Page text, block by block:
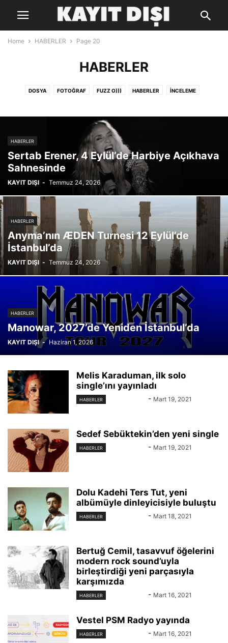
Home HABERLER Page 20
HABERLER
DOSYA FOTOĞRAF FUZZ O))) HABERLER İNCELEME
HABERLER
Sertab Erener, 4 Eylül’de Harbiye Açıkhava
Sahnesinde
KAYIT DIŞI - Temmuz 24, 2026
HABERLER
Anyma’nın ÆDEN Turnesi 12 Eylül’de
İstanbul’da
KAYIT DIŞI - Temmuz 24, 2026
HABERLER
Manowar, 2027’de Yeniden İstanbul’da
KAYIT DIŞI - Haziran 1, 2026
Melis Karaduman, ilk solo
single’ını yayınladı
HABERLER - Mart 19, 2021
Sedef Sebüktekin’den yeni single
HABERLER - Mart 19, 2021
Dolu Kadehi Ters Tut, yeni
albümüyle dinleyicisiyle buluştu
HABERLER - Mart 18, 2021
Bertuğ Cemil, tasavvuf öğelerini
modern rock sound’uyla
birleştirdiği yeni parçasıyla
karşımızda
HABERLER - Mart 16, 2021
Vestel PSM Radyo yayında
HABERLER - Mart 16, 2021